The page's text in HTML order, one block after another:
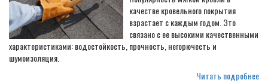
качестве кровельного покрытия
взрастает с каждым годом. Это
связано с ее высокими качественными
характеристиками: водостойкость, прочность, негорючесть и
шумоизоляция.
Читать подробнее